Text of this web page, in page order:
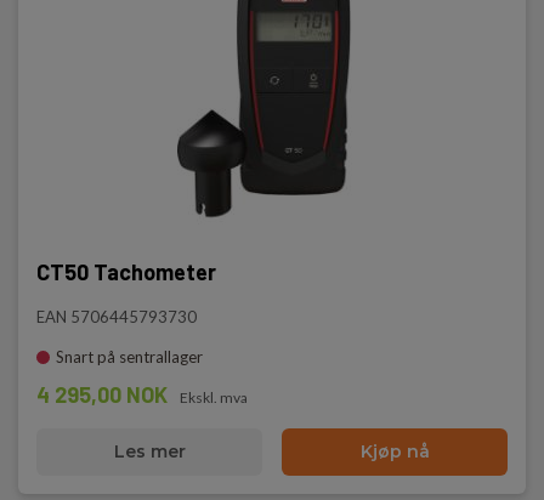
CT50 Tachometer
EAN 5706445793730
Snart på sentrallager
4 295,00 NOK Ekskl. mva
Les mer Kjøp nå